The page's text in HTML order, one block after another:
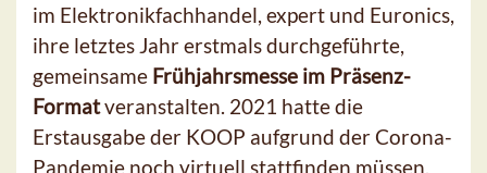
im Elektronikfachhandel, expert und Euronics,
ihre letztes Jahr erstmals durchgeführte,
gemeinsame Frühjahrsmesse im Präsenz-
Formatveranstalten. 2021 hatte die
Erstausgabe der KOOP aufgrund der Corona-
Pandemie noch virtuell stattfinden müssen.